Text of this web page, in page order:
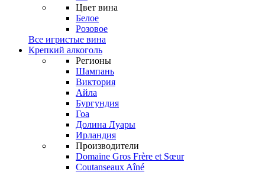
Цвет вина
Белое
Розовое
Все игристые вина
Крепкий алкоголь
Регионы
Шампань
Виктория
Айла
Бургундия
Гоа
Долина Луары
Ирландия
Производители
Domaine Gros Frère et Sœur
Coutanseaux Aîné